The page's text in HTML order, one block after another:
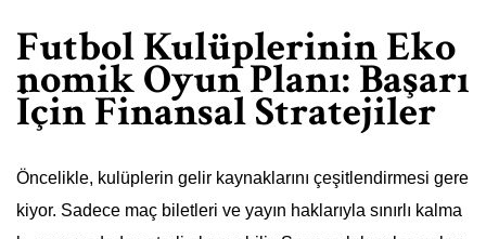
Futbol Kulüplerinin Eko
nomik Oyun Planı: Başarı
İçin Finansal Stratejiler
Öncelikle, kulüplerin gelir kaynaklarını çeşitlendirmesi gere
kiyor. Sadece maç biletleri ve yayın haklarıyla sınırlı kalma